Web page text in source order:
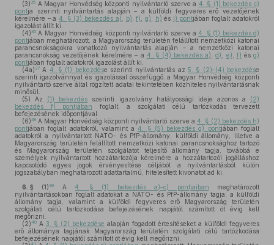
(3) 35 A Magyar Honvédség központi nyilvántartó szerve a 4. § (1) bekezdés c)
pontja szerinti nyilvántartás alapján – a külföldi fegyveres erő vezetőjének
kérelmére – a4. § (3) bekezdés a) b) ,f) g) h) és i) pontjában foglalt adatokról
igazolást állít ki.
(4) 36 A Magyar Honvédség központi nyilvántartó szerve a4. § (1) bekezdés d)
pontjában meghatározott, a Magyarország területén felállított nemzetközi katonai
parancsnokságokra vonatkozó nyilvántartás alapján – a nemzetközi katonai
parancsnokság vezetőjének kérelmére – a 4. § (4) bekezdés a) ,d) e) f) ésg)
pontjában foglalt adatokról igazolást állít ki.
(4a) 37 A 4. § (1) bekezdése szerinti nyilvántartás az5. § (2)–(4) bekezdése
szerinti igazolvánnyal és igazolással összefüggő, a Magyar Honvédség központi
nyilvántartó szerve által rögzített adatai tekintetében közhiteles nyilvántartásnak
minősül.
(5) Az (1) bekezdés szerinti igazolvány hatályossági ideje azonos a (2)
bekezdés f) pontjában foglalt, a szolgálati célú tartózkodás tervezett
befejezésének időpontjával.
(6) 38 A Magyar Honvédség központi nyilvántartó szerve a 4. § (2) bekezdés h)
pontjában foglalt adatokról, valamint a4. § (5) bekezdés g) pontjában foglalt
adatokról a nyilvántartott NATO- és PfP-állomány, külföldi állomány, illetve a
Magyarország területén felállított nemzetközi katonai parancsnoksághoz tartozó
és Magyarország területén szolgálatot teljesítő állomány tagja, továbbá e
személyek nyilvántartott hozzátartozója kérelmére a hozzátartozói jogálláshoz
kapcsolódó egyes jogok érvényesítése céljából a nyilvántartásból külön
jogszabályban meghatározott adattartalmú, hitelesített kivonatot ad ki.
6. § (1)39 A4. § (1) bekezdés a)–c) pontjaiban meghatározott
nyilvántartásokban foglalt adatokat a NATO- és PfP-állomány tagja, a külföldi
állomány tagja, valamint a külföldi fegyveres erő Magyarország területén
szolgálati célú tartózkodása befejezésének napjától számított öt évig kell
megőrizni.
(2)40 A 3. § (2) bekezdése alapján fogadott értesítéseket a külföldi fegyveres
erő állománya tagjának Magyarország területén szolgálati célú tartózkodása
befejezésének napjától számított öt évig kell megőrizni.
41